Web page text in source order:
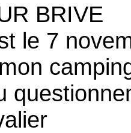
BRIVE
le 7